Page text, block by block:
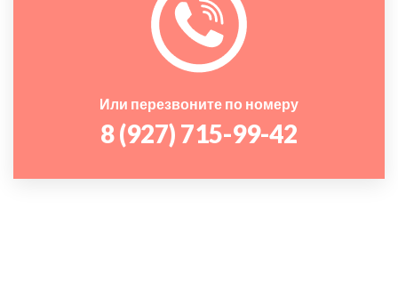
Или перезвоните по номеру
8 (927) 715-99-42